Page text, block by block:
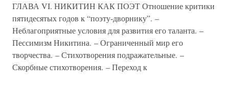
ГЛАВА VI. НИКИТИН КАК ПОЭТ Отношение критики
пятидесятых годов к “поэту-дворнику”. –
Неблагоприятные условия для развития его таланта. –
Пессимизм Никитина. – Ограниченный мир его
творчества. – Стихотворения подражательные. –
Скорбные стихотворения. – Переход к